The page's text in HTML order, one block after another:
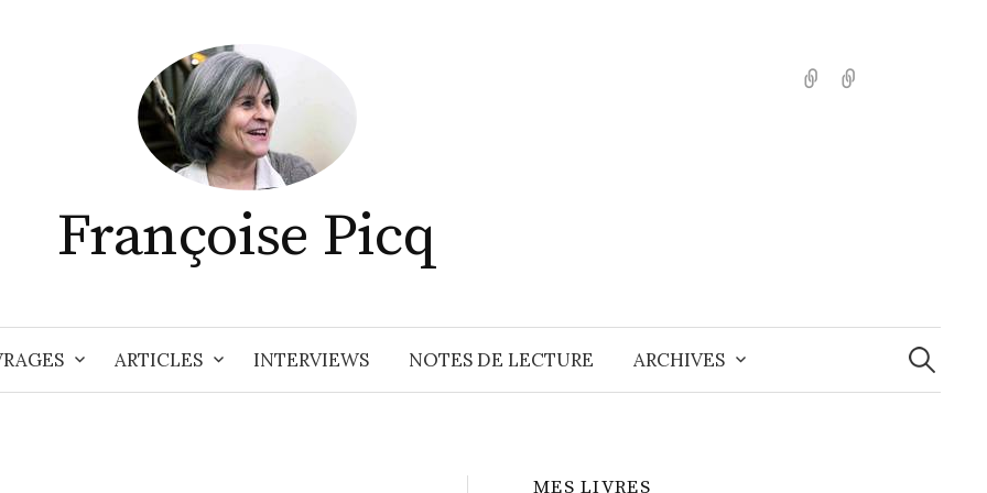
Françoise Picq
English
ARTICLES INTERVIEWS NOTES DE LECTURE ARCHIVES
MES LIVRES